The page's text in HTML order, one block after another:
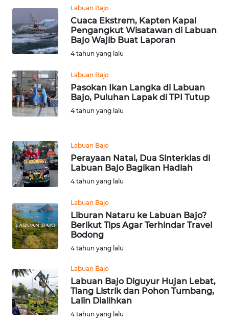
Labuan Bajo
Cuaca Ekstrem, Kapten Kapal
Pengangkut Wisatawan di Labuan
Bajo Wajib Buat Laporan
4 tahun yang lalu
Labuan Bajo
Pasokan Ikan Langka di Labuan
Bajo, Puluhan Lapak di TPI Tutup
4 tahun yang lalu
Labuan Bajo
Perayaan Natal, Dua Sinterklas di
Labuan Bajo Bagikan Hadiah
4 tahun yang lalu
Labuan Bajo
Liburan Nataru ke Labuan Bajo?
Berikut Tips Agar Terhindar Travel
Bodong
4 tahun yang lalu
Labuan Bajo
Labuan Bajo Diguyur Hujan Lebat,
Tiang Listrik dan Pohon Tumbang,
Lalin Dialihkan
4 tahun yang lalu
KONTAK
KAMI
IKLAN
TENTANG
KAMI
PEDOMAN
MEDIA
SIBER
REDAKSI
KARIR
DISCLAIMER
Wahana
News
Regional
WN